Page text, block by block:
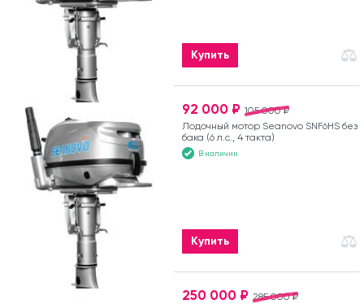
Купить
105 000 ₽
92 000 ₽
Лодочный мотор Seanovo SNF6HS без
бака (6 л.с., 4 такта)
В наличии
Купить
285 000 ₽
250 000 ₽